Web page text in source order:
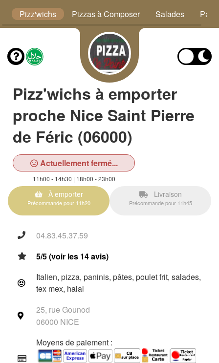
Pizz'wichs Pizzas à Composer Salades
Pizz'wichs à emporter
proche Nice Saint Pierre
de Féric (06000)
Actuellement fermé...
11h00 - 14h30 | 18h00 - 23h00
À emporter
Précommande pour 11h20
Livraison
Précommande pour 11h45
04.83.45.37.59
5/5 (voir les 14 avis)
Italien, pizza, paninis, pâtes, poulet frit, salades,
tex mex, halal
25, rue Gounod
06000 NICE
Moyens de paiement :